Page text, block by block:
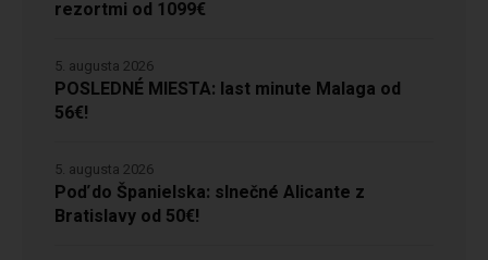
rezortmi od 1099€
POSLEDNÉ MIESTA: last minute Malaga od
56€!
5. augusta 2026
Poď do Španielska: slnečné Alicante z
Bratislavy od 50€!
5. augusta 2026